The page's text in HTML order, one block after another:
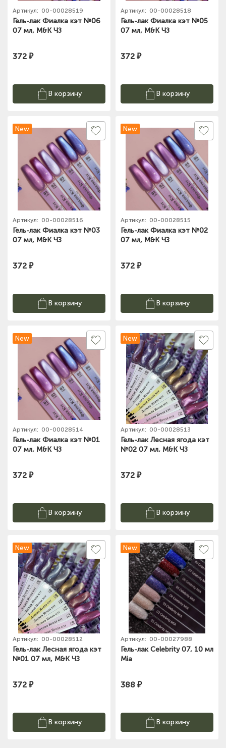
Артикул: 00-00028519
Гель-лак Фиалка кэт №06
07 мл, M&K ЧЗ
372 ₽
В корзину
Артикул: 00-00028518
Гель-лак Фиалка кэт №05
07 мл, M&K ЧЗ
372 ₽
В корзину
New
Артикул: 00-00028516
Гель-лак Фиалка кэт №03
07 мл, M&K ЧЗ
372 ₽
В корзину
New
Артикул: 00-00028515
Гель-лак Фиалка кэт №02
07 мл, M&K ЧЗ
372 ₽
В корзину
New
Артикул: 00-00028514
Гель-лак Фиалка кэт №01
07 мл, M&K ЧЗ
372 ₽
В корзину
New
Артикул: 00-00028513
Гель-лак Лесная ягода кэт
№02 07 мл, M&K ЧЗ
372 ₽
В корзину
New
Артикул: 00-00028512
Гель-лак Лесная ягода кэт
№01 07 мл, M&K ЧЗ
372 ₽
В корзину
New
Артикул: 00-00027988
Гель-лак Celebrity 07, 10 мл
Mia
388 ₽
В корзину